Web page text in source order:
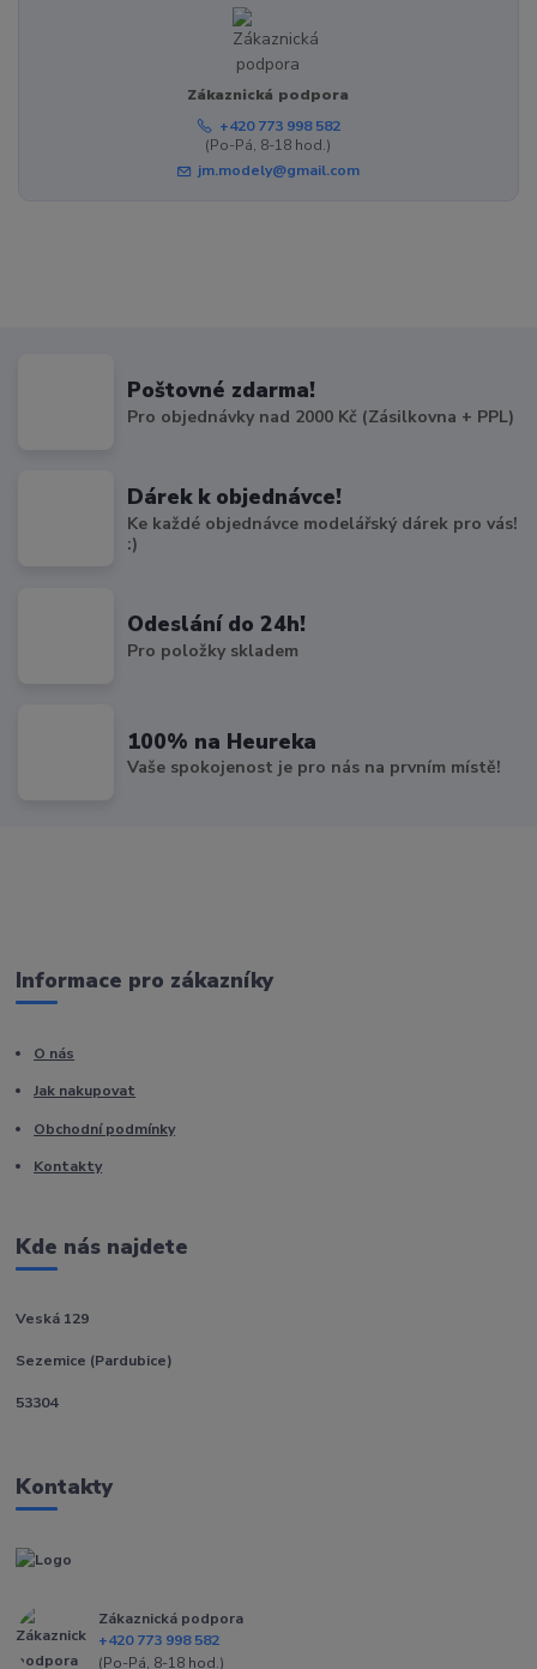
Zákaznická podpora
+420 773 998 582
(Po-Pá, 8-18 hod.)
jm.modely@gmail.com
Poštovné zdarma!
Pro objednávky nad 2000 Kč (Zásilkovna + PPL)
Dárek k objednávce!
Ke každé objednávce modelářský dárek pro vás!
:)
Odeslání do 24h!
Pro položky skladem
100% na Heureka
Vaše spokojenost je pro nás na prvním místě!
Informace pro zákazníky
O nás
Jak nakupovat
Obchodní podmínky
Kontakty
Kde nás najdete
Veská 129
Sezemice (Pardubice)
53304
Kontakty
Zákaznická podpora
+420 773 998 582
(Po-Pá, 8-18 hod.)